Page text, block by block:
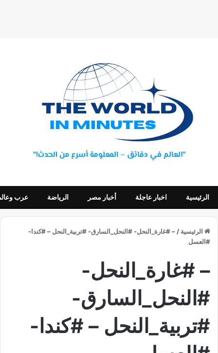
الرئيسية اخبار عاجلة أخبار مصر الرياضة عرب
الرئيسية / – #غارة_النحل- #النحل_السارق- #تربية_النحل – #كندا-
#العسل
– #غارة_النحل-
#النحل_السارق-
#تربية_النحل – #كندا-